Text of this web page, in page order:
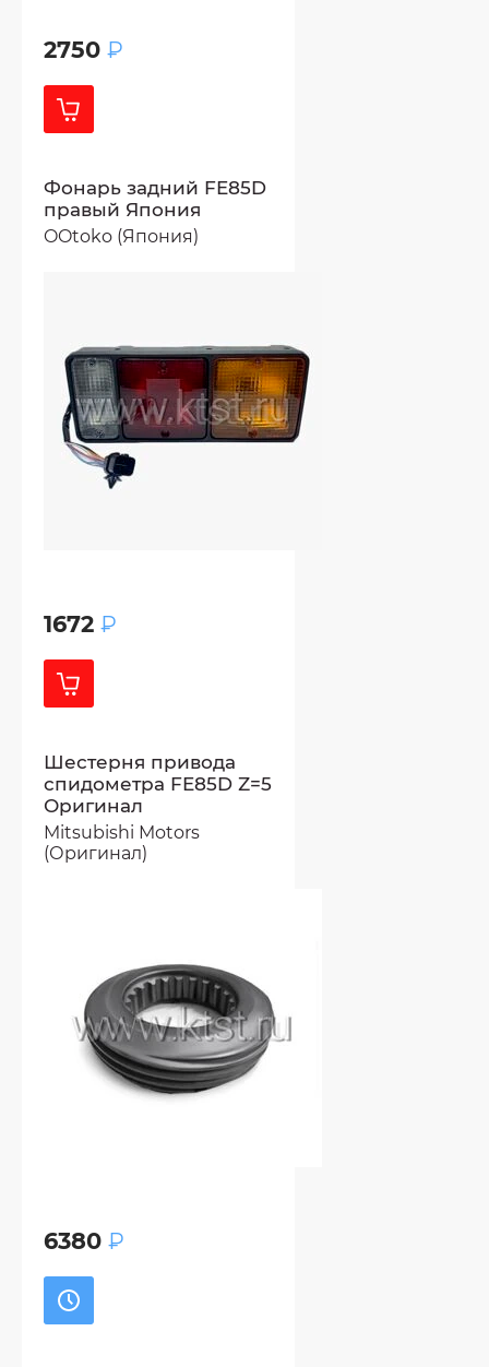
2750 ₽
Фонарь задний FE85D
правый Япония
OOtoko (Япония)
1672 ₽
Шестерня привода
спидометра FE85D Z=5
Оригинал
Mitsubishi Motors
(Оригинал)
6380 ₽